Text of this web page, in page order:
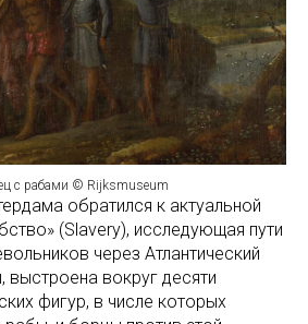
с рабами © Rijksmuseum
обратился к актуальной
(Slavery), исследующая пути
через Атлантический
выстроена вокруг десяти
фигур, в числе которых